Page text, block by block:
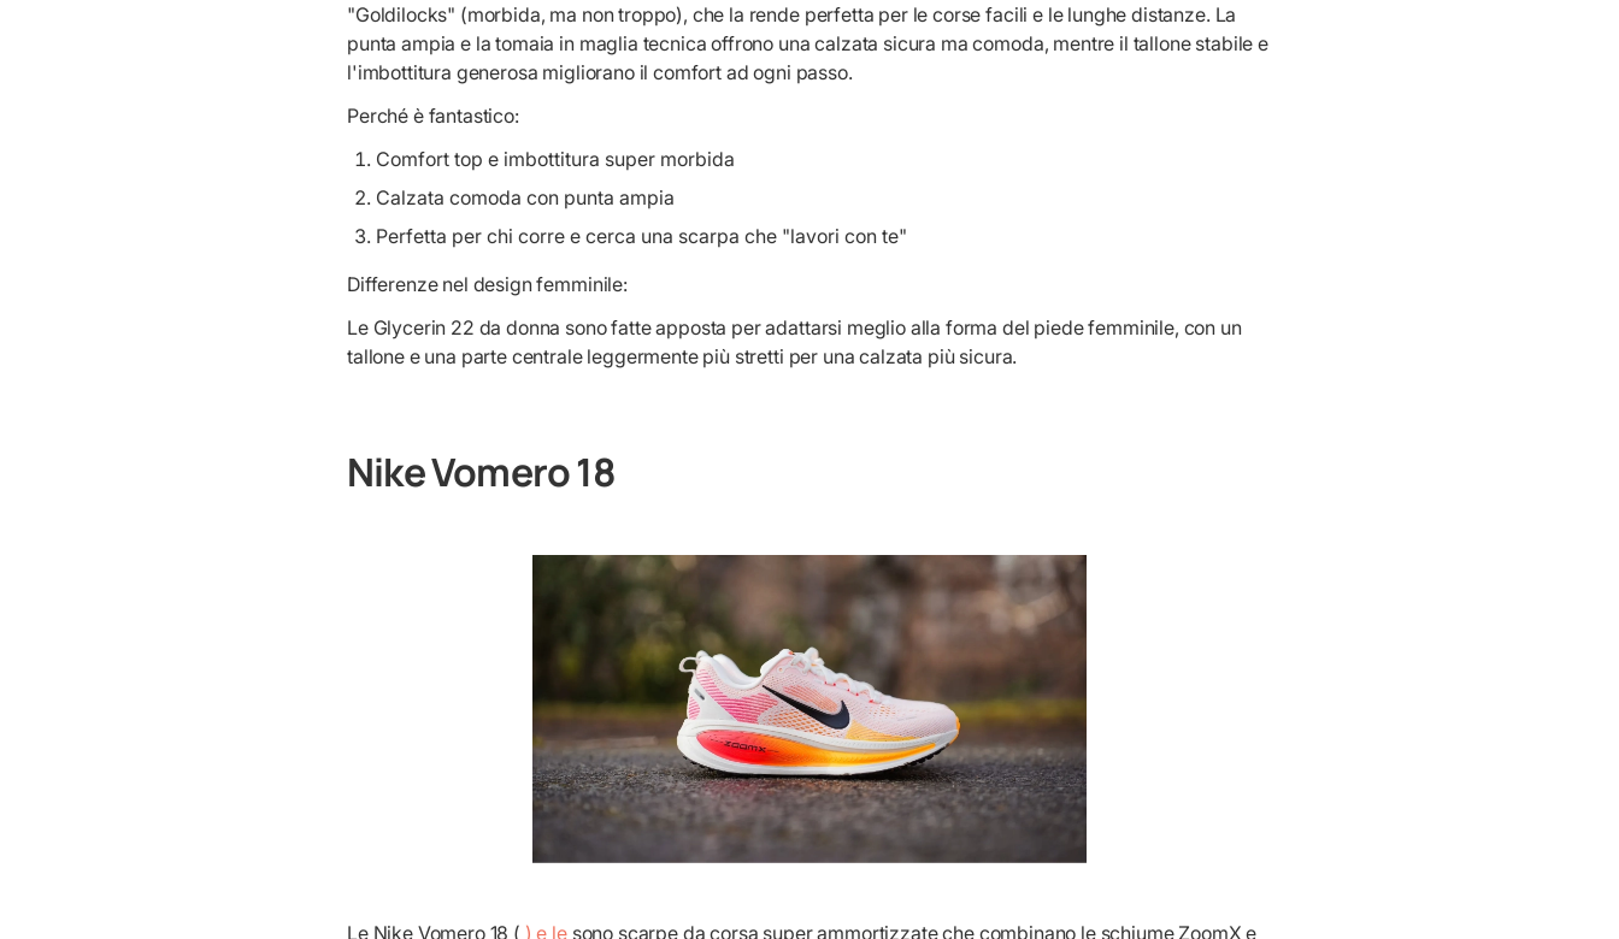
"Goldilocks" (morbida, ma non troppo), che la rende perfetta per le corse facili e le lunghe distanze. La
punta ampia e la tomaia in maglia tecnica offrono una calzata sicura ma comoda, mentre il tallone stabile e
l'imbottitura generosa migliorano il comfort ad ogni passo.
Perché è fantastico:
Comfort top e imbottitura super morbida
Calzata comoda con punta ampia
Perfetta per chi corre e cerca una scarpa che "lavori con te"
Differenze nel design femminile:
Le Glycerin 22 da donna sono fatte apposta per adattarsi meglio alla forma del piede femminile, con un
tallone e una parte centrale leggermente più stretti per una calzata più sicura.
Nike Vomero 18
Le Nike Vomero 18 ( ) e le sono scarpe da corsa super ammortizzate che combinano le schiume ZoomX e